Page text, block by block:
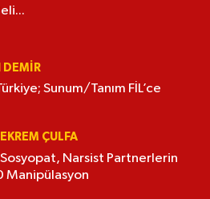
DEMİR
Sunum/Tanım FİL’ce
ÇULFA
Narsist Partnerlerin
Manipülasyon